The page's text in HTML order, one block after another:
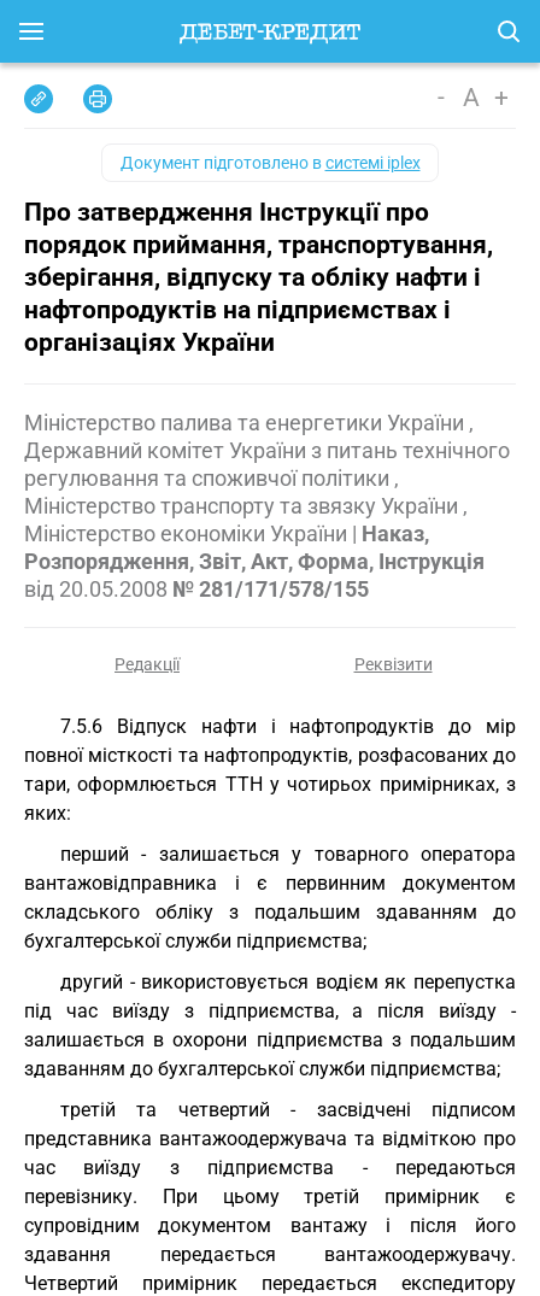
- A +
Документ підготовлено всистемі iplex
Про затвердження Інструкції про
порядок приймання, транспортування,
зберігання, відпуску та обліку нафти і
нафтопродуктів на підприємствах і
організаціях України
Міністерство палива та енергетики України ,
Державний комітет України з питань технічного
регулювання та споживчої політики ,
Міністерство транспорту та звязку України ,
Міністерство економіки України | Наказ,
Розпорядження, Звіт, Акт, Форма, Інструкція
від 20.05.2008 № 281/171/578/155
Редакції Реквізити
7.5.6 Відпуск нафти і нафтопродуктів до мір
повної місткості та нафтопродуктів, розфасованих до
тари, оформлюється ТТН у чотирьох примірниках, з
яких:
перший - залишається у товарного оператора
вантажовідправника і є первинним документом
складського обліку з подальшим здаванням до
бухгалтерської служби підприємства;
другий - використовується водієм як перепустка
під час виїзду з підприємства, а після виїзду -
залишається в охорони підприємства з подальшим
здаванням до бухгалтерської служби підприємства;
третій та четвертий - засвідчені підписом
представника вантажоодержувача та відміткою про
час виїзду з підприємства - передаються
перевізнику. При цьому третій примірник є
супровідним документом вантажу і після його
здавання передається вантажоодержувачу.
Четвертий примірник передається експедитору